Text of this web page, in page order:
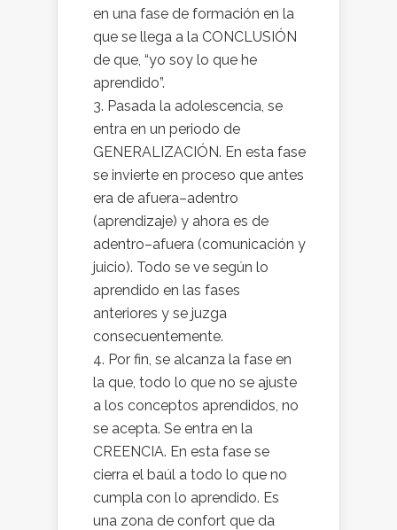
en una fase de formación en la
que se llega a la CONCLUSIÓN
de que, “yo soy lo que he
aprendido”.
3. Pasada la adolescencia, se
entra en un periodo de
GENERALIZACIÓN. En esta fase
se invierte en proceso que antes
era de afuera–adentro
(aprendizaje) y ahora es de
adentro–afuera (comunicación y
juicio). Todo se ve según lo
aprendido en las fases
anteriores y se juzga
consecuentemente.
4. Por fin, se alcanza la fase en
la que, todo lo que no se ajuste
a los conceptos aprendidos, no
se acepta. Se entra en la
CREENCIA. En esta fase se
cierra el baúl a todo lo que no
cumpla con lo aprendido. Es
una zona de confort que da